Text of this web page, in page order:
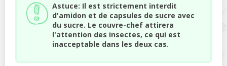
Astuce: Il est strictement interdit
d'amidon et de capsules de sucre avec
du sucre. Le couvre-chef attirera
l'attention des insectes, ce qui est
inacceptable dans les deux cas.